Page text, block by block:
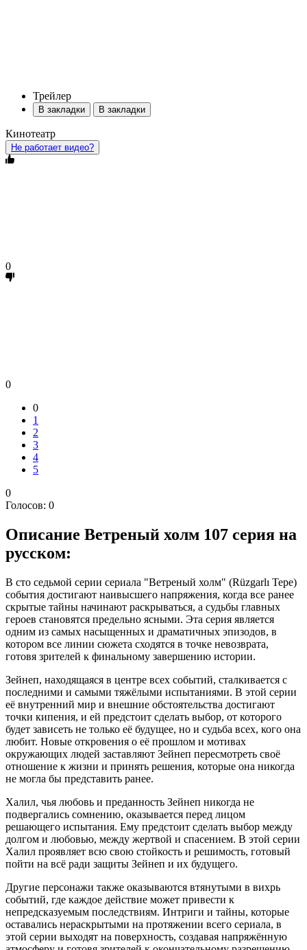
Трейлер
В закладки В закладки
Кинотеатр
Не работает видео?
0
0
0
1
2
3
4
5
0
Голосов: 0
Описание Ветреный холм 107 серия на
русском:
В сто седьмой серии сериала "Ветреный холм" (Rüzgarlı Tepe)
события достигают наивысшего напряжения, когда все ранее
скрытые тайны начинают раскрываться, а судьбы главных
героев становятся предельно ясными. Эта серия является
одним из самых насыщенных и драматичных эпизодов, в
котором все линии сюжета сходятся в точке невозврата,
готовя зрителей к финальному завершению истории.
Зейнеп, находящаяся в центре всех событий, сталкивается с
последними и самыми тяжёлыми испытаниями. В этой серии
её внутренний мир и внешние обстоятельства достигают
точки кипения, и ей предстоит сделать выбор, от которого
будет зависеть не только её будущее, но и судьба всех, кого она
любит. Новые откровения о её прошлом и мотивах
окружающих людей заставляют Зейнеп пересмотреть своё
отношение к жизни и принять решения, которые она никогда
не могла бы представить ранее.
Халил, чья любовь и преданность Зейнеп никогда не
подвергались сомнению, оказывается перед лицом
решающего испытания. Ему предстоит сделать выбор между
долгом и любовью, между жертвой и спасением. В этой серии
Халил проявляет всю свою стойкость и решимость, готовый
пойти на всё ради защиты Зейнеп и их будущего.
Другие персонажи также оказываются втянутыми в вихрь
событий, где каждое действие может привести к
непредсказуемым последствиям. Интриги и тайны, которые
оставались нераскрытыми на протяжении всего сериала, в
этой серии выходят на поверхность, создавая напряжённую